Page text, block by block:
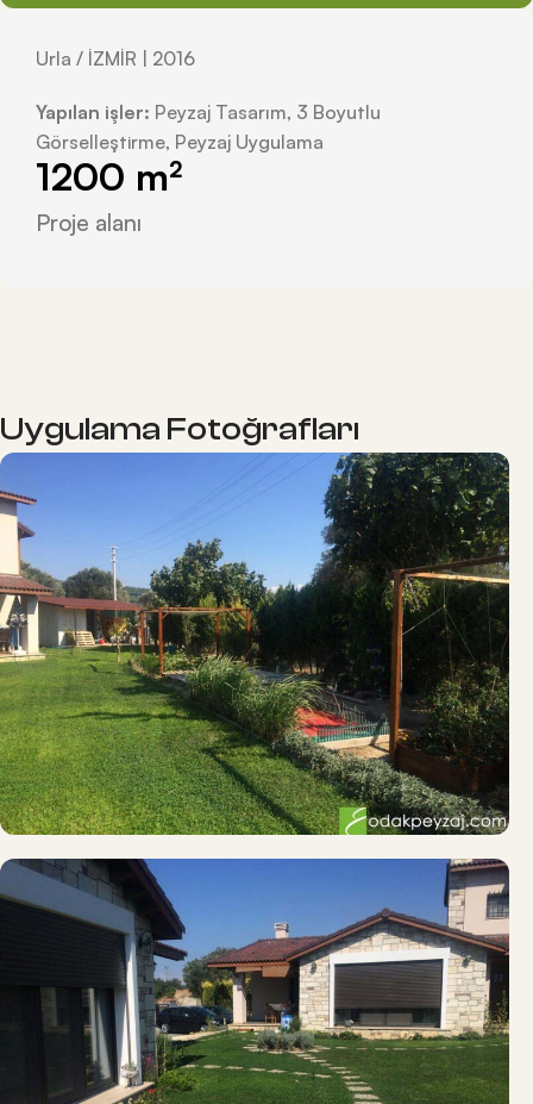
Urla / İZMİR | 2016
Yapılan işler: Peyzaj Tasarım, 3 Boyutlu
Görselleştirme, Peyzaj Uygulama
Proje alanı
1200 m²
Uygulama Fotoğrafları